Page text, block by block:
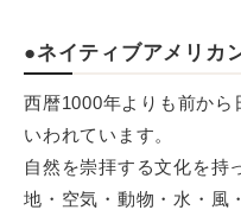
●ネイティブアメリカ
西暦1000年よりも前から
いわれています。
自然を崇拝する文化を持
地・空気・動物・水・風